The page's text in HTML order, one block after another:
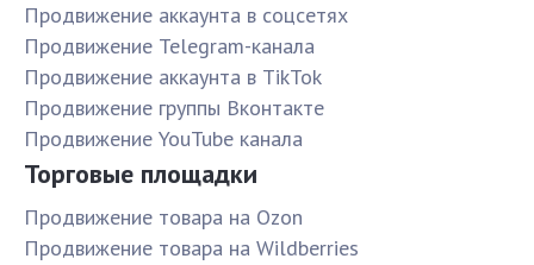
Продвижение аккаунта в соцсетях
Продвижение Telegram-канала
Продвижение аккаунта в TikTok
Продвижение группы Вконтакте
Продвижение YouTube канала
Торговые площадки
Продвижение товара на Ozon
Продвижение товара на Wildberries